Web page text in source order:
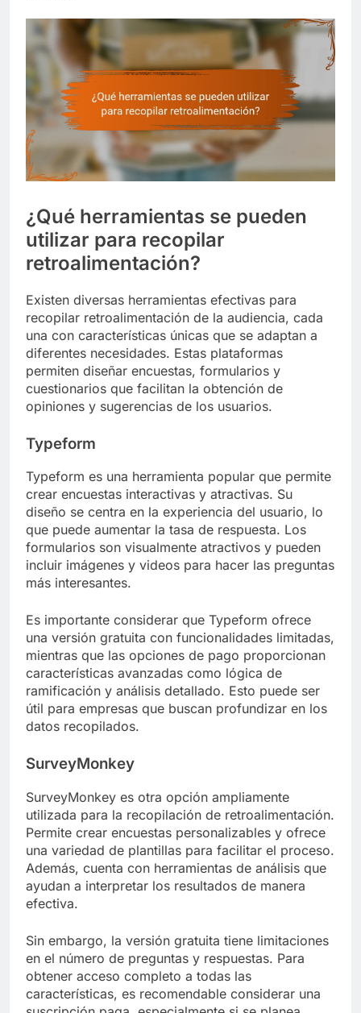
¿Qué herramientas se pueden
utilizar para recopilar
retroalimentación?
Existen diversas herramientas efectivas para
recopilar retroalimentación de la audiencia, cada
una con características únicas que se adaptan a
diferentes necesidades. Estas plataformas
permiten diseñar encuestas, formularios y
cuestionarios que facilitan la obtención de
opiniones y sugerencias de los usuarios.
Typeform
Typeform es una herramienta popular que permite
crear encuestas interactivas y atractivas. Su
diseño se centra en la experiencia del usuario, lo
que puede aumentar la tasa de respuesta. Los
formularios son visualmente atractivos y pueden
incluir imágenes y videos para hacer las preguntas
más interesantes.
Es importante considerar que Typeform ofrece
una versión gratuita con funcionalidades limitadas,
mientras que las opciones de pago proporcionan
características avanzadas como lógica de
ramificación y análisis detallado. Esto puede ser
útil para empresas que buscan profundizar en los
datos recopilados.
SurveyMonkey
SurveyMonkey es otra opción ampliamente
utilizada para la recopilación de retroalimentación.
Permite crear encuestas personalizables y ofrece
una variedad de plantillas para facilitar el proceso.
Además, cuenta con herramientas de análisis que
ayudan a interpretar los resultados de manera
efectiva.
Sin embargo, la versión gratuita tiene limitaciones
en el número de preguntas y respuestas. Para
obtener acceso completo a todas las
características, es recomendable considerar una